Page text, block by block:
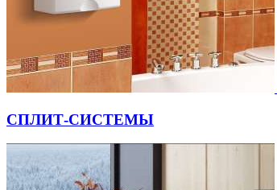
СПЛИТ-СИСТЕМЫ